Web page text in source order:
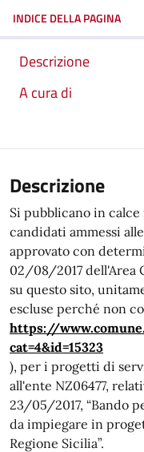
INDICE DELLA PAGINA
Descrizione
A cura di
Descrizione
Si pubblicano in
candidati ammessi
approvato con
02/08/2017 dell'Area
su questo sito,
escluse perché non
https://
cat=4&id=15323
), per i progetti di
all'ente NZ06477,
23/05/2017, “Bando
da impiegare in
Regione Sicilia”.